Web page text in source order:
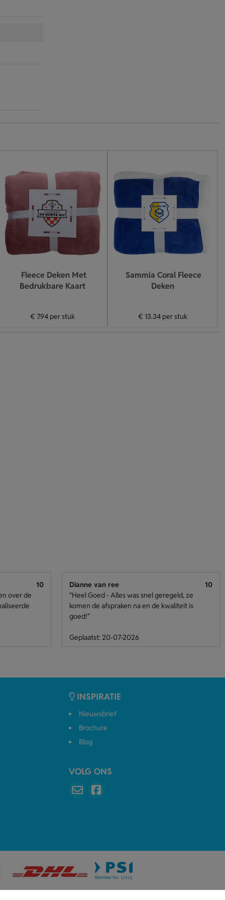
Fleece Deken Met
Bedrukbare Kaart
€ 7.94 per stuk
Sammia Coral Fleece
Deken
€ 13.34per stuk
10
over de
Dianne van ree
10
"Heel Goed - Alles was snel geregeld, ze
komen de afspraken na en de kwaliteit is
goed!"
Geplaatst: 20-07-2026
INSPIRATIE
Nieuwsbrief
Brochure
Blog
VOLG ONS